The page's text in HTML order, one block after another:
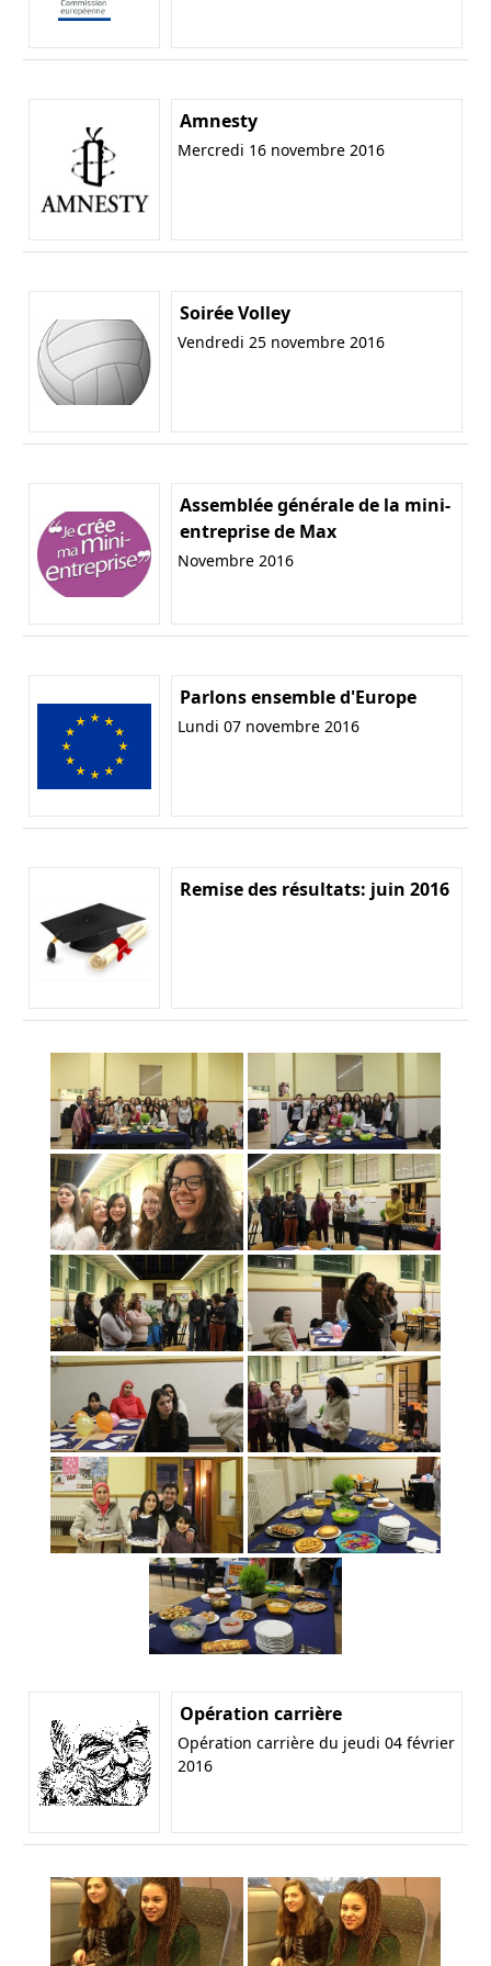
Amnesty
Mercredi 16 novembre 2016
Soirée Volley
Vendredi 25 novembre 2016
Assemblée générale de la mini-
entreprise de Max
Novembre 2016
Parlons ensemble d'Europe
Lundi 07 novembre 2016
Remise des résultats: juin 2016
Opération carrière
Opération carrière du jeudi 04 février
2016